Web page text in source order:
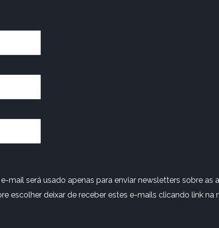
mail será usado apenas para enviar newsletters sobre
escolher deixar de receber estes e-mails clicando link na